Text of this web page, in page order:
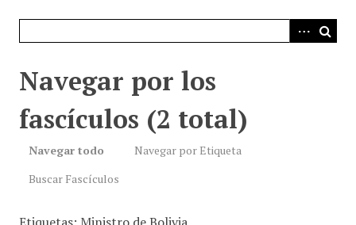
Navegar por los
fascículos (2 total)
Navegar todo
Navegar por Etiqueta
Buscar Fascículos